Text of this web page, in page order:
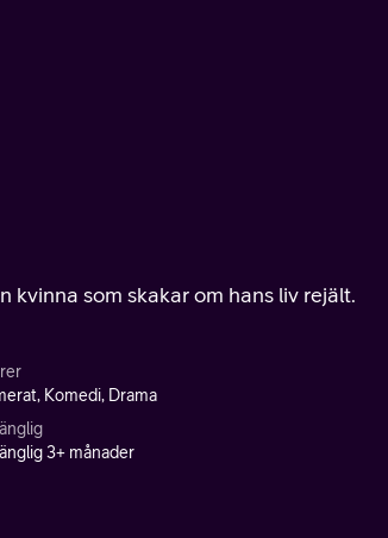
kvinna som skakar om hans liv rejält.
Komedi, Drama
3+ månader